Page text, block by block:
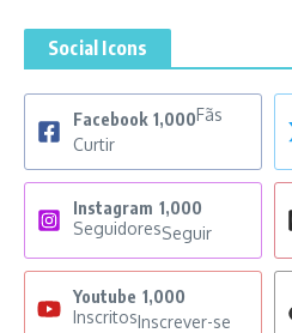
Social Icons
Facebook 1,000Fãs
Curtir
Instagram 1,000
SeguidoresSeguir
Youtube 1,000
InscritosInscrever-se